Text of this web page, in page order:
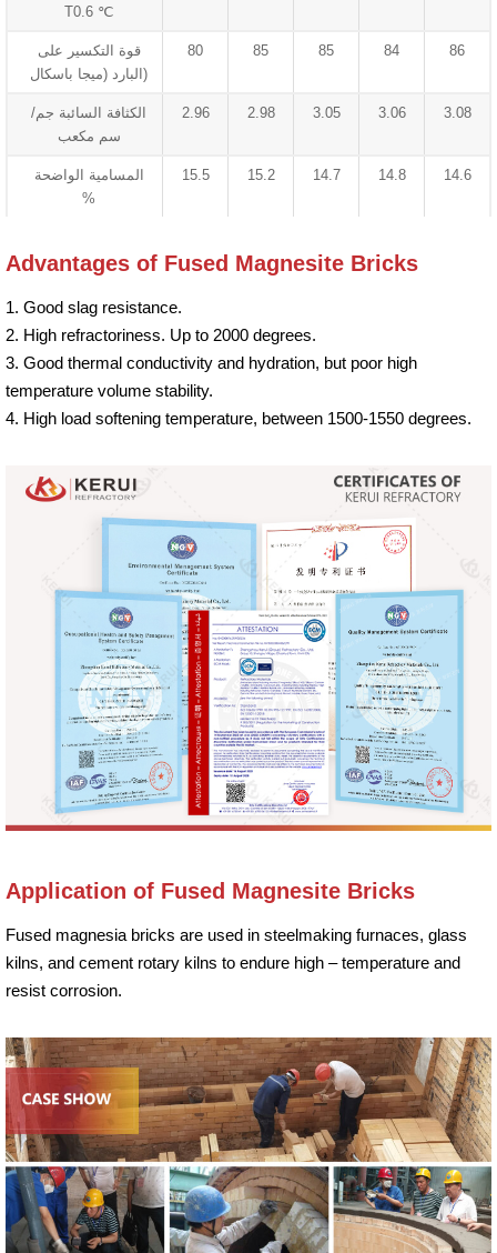
T0.6 ℃
قوة التكسير على
البارد (ميجا باسكال)
80 85 85 84 86
الكثافة السائبة جم/
سم مكعب
2.96 2.98 3.05 3.06 3.08
المسامية الواضحة
%
15.5 15.2 14.7 14.8 14.6
Advantages of Fused Magnesite Bricks
1. Good slag resistance.
2. High refractoriness. Up to 2000 degrees.
3. Good thermal conductivity and hydration, but poor high
temperature volume stability.
4. High load softening temperature, between 1500-1550 degrees.
Application of Fused Magnesite Bricks
Fused magnesia bricks are used in steelmaking furnaces, glass
kilns, and cement rotary kilns to endure high – temperature and
resist corrosion.